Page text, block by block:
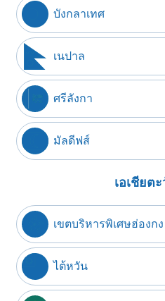
บังกลาเทศ
เนปาล
ศรีลังกา
มัลดีฟส์
เอเชียต
เขตบริหารพิเศษฮ่องกง
ไต้หวัน